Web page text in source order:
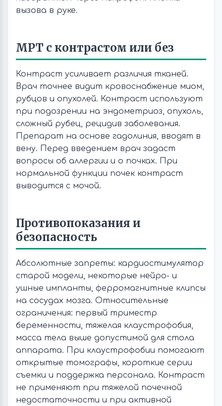
вызова в руке.
МРТ с контрастом или без
Контраст усиливает различия тканей.
Врач точнее видит кровоснабжение миом,
рубцов и опухолей. Контраст используют
при подозрении на эндометриоз, опухоль,
сложный рубец, рецидив заболевания.
Препарат на основе гадолиния, вводят в
вену. Перед введением врач задаст
вопросы об аллергии и о почках. При
нормальной функции почек контраст
выводится с мочой.
Противопоказания и
безопасность
Абсолютные запреты: кардиостимулятор
старой модели, некоторые нейро- и
ушные импланты, ферромагнитные клипсы
на сосудах мозга. Относительные
ограничения: первый триместр
беременности, тяжелая клаустрофобия,
масса тела выше допустимой для стола
аппарата. При клаустрофобии помогают
открытые томографы, короткие серии
съемки и поддержка персонала. Контраст
не применяют при тяжелой почечной
недостаточности и при активной